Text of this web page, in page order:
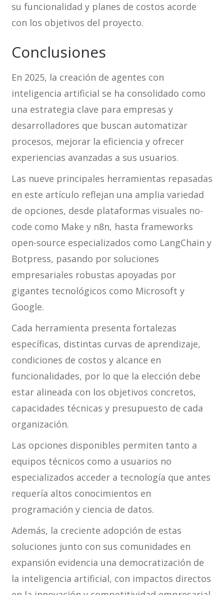
su funcionalidad y planes de costos acorde
con los objetivos del proyecto.
Conclusiones
En 2025, la creación de agentes con
inteligencia artificial se ha consolidado como
una estrategia clave para empresas y
desarrolladores que buscan automatizar
procesos, mejorar la eficiencia y ofrecer
experiencias avanzadas a sus usuarios.
Las nueve principales herramientas repasadas
en este artículo reflejan una amplia variedad
de opciones, desde plataformas visuales no-
code como Make y n8n, hasta frameworks
open-source especializados como LangChain y
Botpress, pasando por soluciones
empresariales robustas apoyadas por
gigantes tecnológicos como Microsoft y
Google.
Cada herramienta presenta fortalezas
específicas, distintas curvas de aprendizaje,
condiciones de costos y alcance en
funcionalidades, por lo que la elección debe
estar alineada con los objetivos concretos,
capacidades técnicas y presupuesto de cada
organización.
Las opciones disponibles permiten tanto a
equipos técnicos como a usuarios no
especializados acceder a tecnología que antes
requería altos conocimientos en
programación y ciencia de datos.
Además, la creciente adopción de estas
soluciones junto con sus comunidades en
expansión evidencia una democratización de
la inteligencia artificial, con impactos directos